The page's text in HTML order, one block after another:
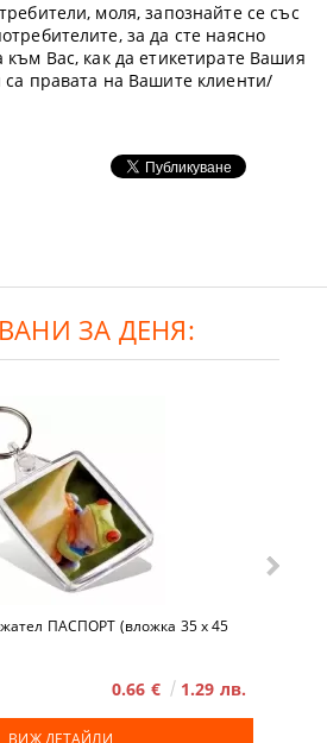
моля, запознайте се със
за да сте наясно
към Вас, как да етикетирате Вашия
са правата на Вашите клиенти/
ЗА ДЕНЯ:
ПАСПОРТ (вложка 35 x 45
0.66 € 1.29 лв.
ВИЖ ДЕТАЙЛИ